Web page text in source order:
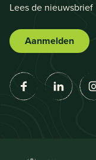
Lees de nieuwsbrief
Aanmelden